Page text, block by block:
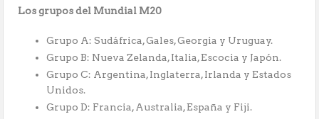
Los grupos del Mundial M20
Grupo A: Sudáfrica, Gales, Georgia y Uruguay.
Grupo B: Nueva Zelanda, Italia, Escocia y Japón.
Grupo C: Argentina, Inglaterra, Irlanda y Estados
Unidos.
Grupo D: Francia, Australia, España y Fiji.